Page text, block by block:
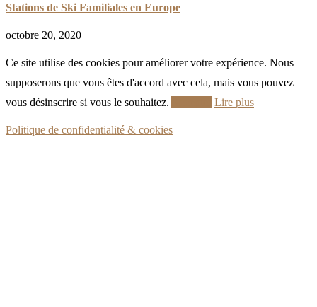
Stations de Ski Familiales en Europe
octobre 20, 2020
Ce site utilise des cookies pour améliorer votre expérience. Nous
supposerons que vous êtes d'accord avec cela, mais vous pouvez
vous désinscrire si vous le souhaitez.
Lire plus
Politique de confidentialité & cookies